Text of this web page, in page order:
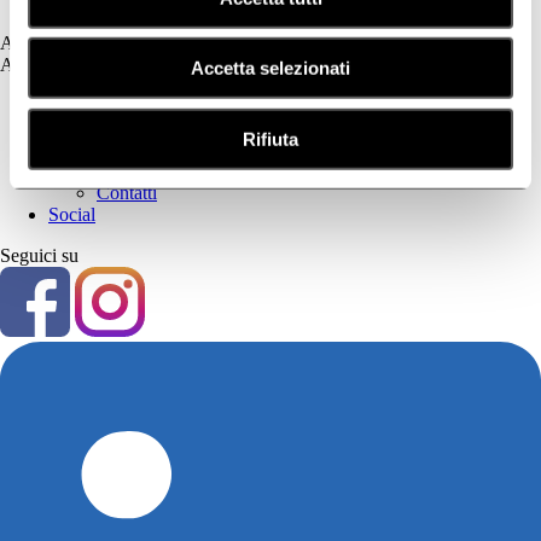
Accetta selezionati
Rifiuta
Assistenza
Assistenza
Prima Parte
Seconda Parte
Contatti
Social
Seguici su